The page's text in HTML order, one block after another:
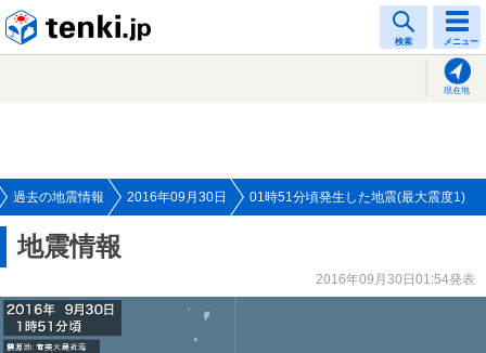
検索 メニュー
現在地
過去の地震情報 2016年09月30日 01時51分頃発生した地震(最大震度1)
地震情報
2016年09月30日01:54発表